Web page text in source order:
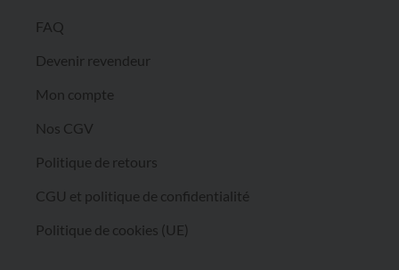
FAQ
Devenir revendeur
Mon compte
Nos CGV
Politique de retours
CGU et politique de confidentialité
Politique de cookies (UE)